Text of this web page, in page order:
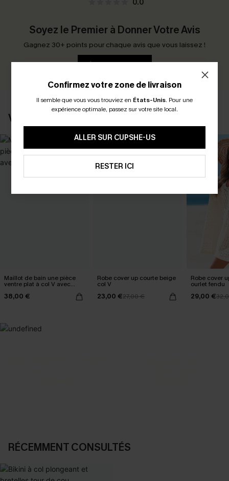
0.0
Soyez le Premier à Donner Votre Avis
Gagnez 30+ points pour chaque avis que vous laissez !
ÉCRIRE UN AVIS
VOUS AIMERIEZ AUSSI
Maillot de bain une pièce
ventre plat à col V avec
38,00 €
Robe cover up courte beige
col V
23,00 €27,00 €
Robe cover
ourlet fendu
29,00 €
RÉCEMMENT CONSULTÉS
Confirmez votre zone de livraison
Il semble que vous vous trouviez en États-Unis. Pour une
expérience optimale, passez sur votre site local.
ALLER SUR CUPSHE-US
RESTER ICI